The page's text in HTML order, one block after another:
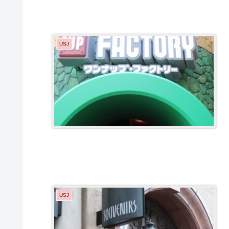
USJ
USJ